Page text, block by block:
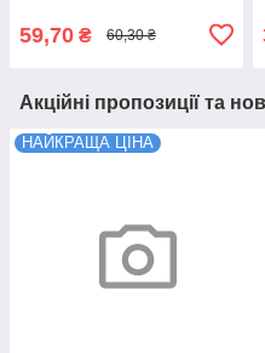
59,70 ₴ 60,30 ₴
Акційні пропозиції та
НАЙКРАЩА ЦІНА